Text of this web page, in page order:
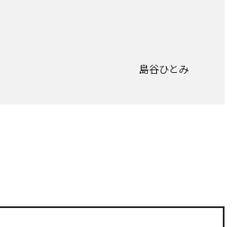
島谷ひとみ